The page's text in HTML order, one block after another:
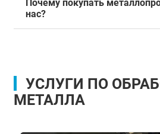
Почему покупать
нас?
УСЛУГИ ПО
МЕТАЛЛА